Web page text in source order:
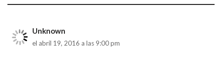
Unknown
el abril 19, 2016 a las 9:00 pm